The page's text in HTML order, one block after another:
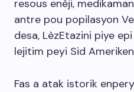
resous enèji,
antre pou popilasyon
desa, LèzEtazini piye
lejitim peyi Sid
Fas a atak istorik